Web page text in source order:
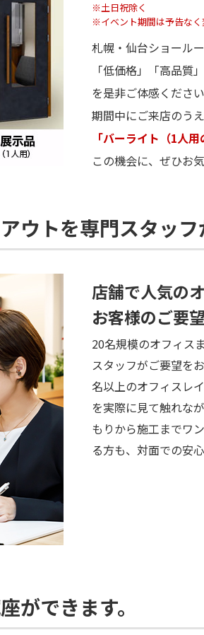
※土日祝除く
※イベント期間は予告な
札幌・仙台ショール
「低価格」「高品質
を是非ご体感ください
期間中にご来店のう
「バーライト（1人
この機会に、ぜひお
ウトを専門スタッフ
店舗で人気の
お客様のご要
20名規模のオフィス
スタッフがご要望を
名以上のオフィスレ
を実際に見て触れな
もりから施工までワ
る方も、対面での安
ができます。